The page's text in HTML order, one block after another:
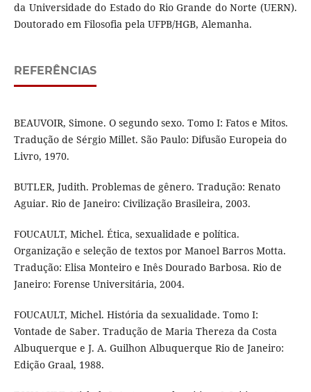
da Universidade do Estado do Rio Grande do Norte (UERN).
Doutorado em Filosofia pela UFPB/HGB, Alemanha.
REFERÊNCIAS
BEAUVOIR, Simone. O segundo sexo. Tomo I: Fatos e Mitos.
Tradução de Sérgio Millet. São Paulo: Difusão Europeia do
Livro, 1970.
BUTLER, Judith. Problemas de gênero. Tradução: Renato
Aguiar. Rio de Janeiro: Civilização Brasileira, 2003.
FOUCAULT, Michel. Ética, sexualidade e política.
Organização e seleção de textos por Manoel Barros Motta.
Tradução: Elisa Monteiro e Inês Dourado Barbosa. Rio de
Janeiro: Forense Universitária, 2004.
FOUCAULT, Michel. História da sexualidade. Tomo I:
Vontade de Saber. Tradução de Maria Thereza da Costa
Albuquerque e J. A. Guilhon Albuquerque Rio de Janeiro:
Edição Graal, 1988.